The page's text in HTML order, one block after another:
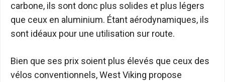
carbone, ils sont donc plus solides et plus légers
que ceux en aluminium. Étant aérodynamiques, ils
sont idéaux pour une utilisation sur route.
Bien que ses prix soient plus élevés que ceux des
vélos conventionnels, West Viking propose